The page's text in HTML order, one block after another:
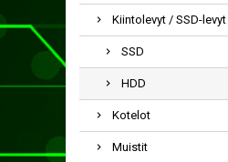
Kiintolevyt / SSD-levyt
SSD
HDD
Kotelot
Muistit